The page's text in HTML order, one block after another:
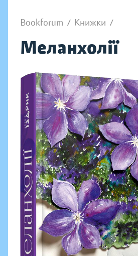
Bookforum / Книжки /
Меланхолії